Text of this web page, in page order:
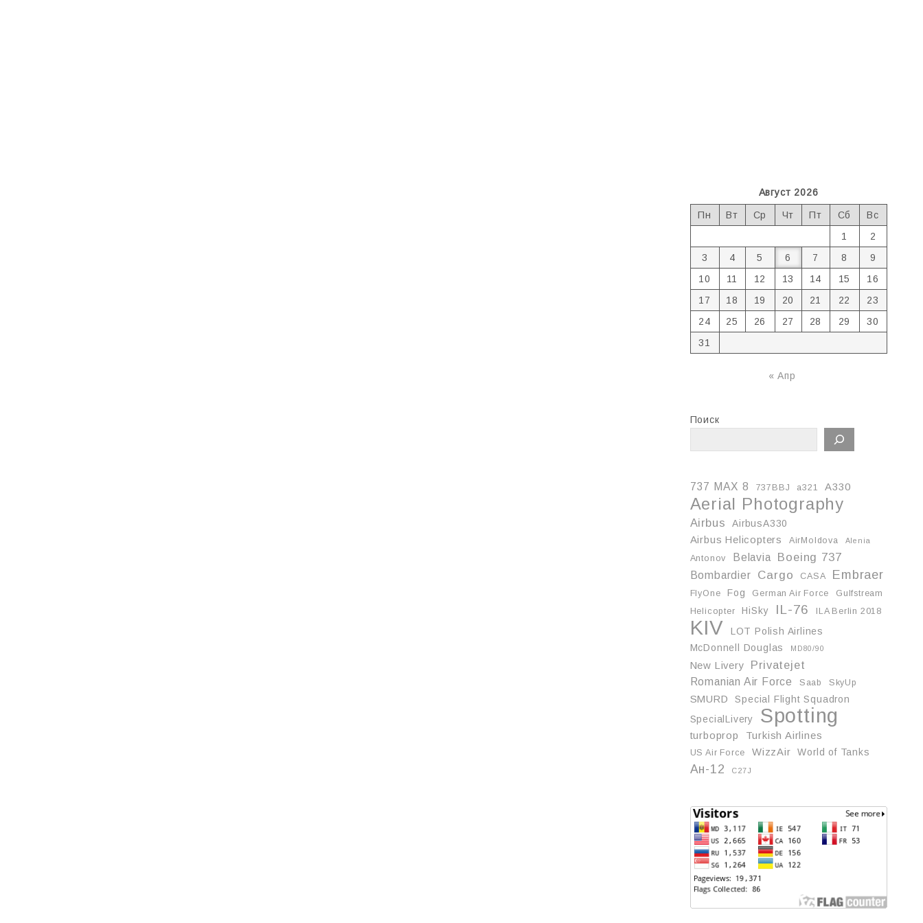
Август 2026
Пн Вт Ср Чт Пт Сб
Вс
1
2
3
4 5 6 7 8
9
10
11 12 13 14 15
16
17
18 19 20 21 22
23
24
25 26 27 28 29
30
31
« Апр
Поиск
737 MAX 8 737BBJ a321 A330
Aerial Photography
Airbus
AirbusA330
Airbus Helicopters
AirMoldova Alenia
Antonov Belavia Boeing 737
Bombardier Cargo CASA Embraer
FlyOne Fog German Air Force
Gulfstream
Helicopter
HiSky IL-76 ILA Berlin 2018
KIV
LOT Polish Airlines
McDonnell Douglas
MD80/90
New Livery Privatejet
Romanian Air Force Saab SkyUp
SMURD
Special Flight Squadron
SpecialLivery
Spotting
turboprop Turkish Airlines
US Air Force WizzAir World of Tanks
Ан-12 С27J